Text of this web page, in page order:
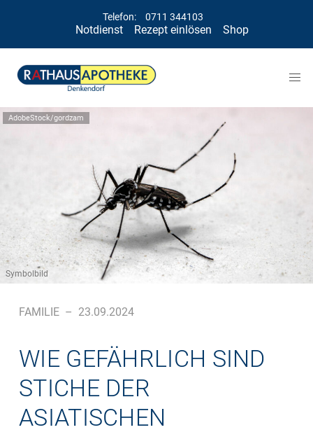
Telefon: 0711 344103
Notdienst Rezept einlösen Shop
AdobeStock/gordzam
Symbolbild
FAMILIE – 23.09.2024
WIE GEFÄHRLICH SIND
STICHE DER
ASIATISCHEN